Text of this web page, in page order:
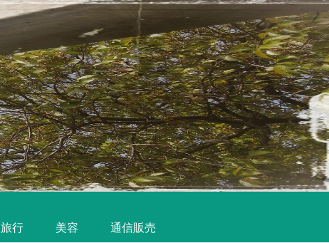
旅行 美容 通信販売